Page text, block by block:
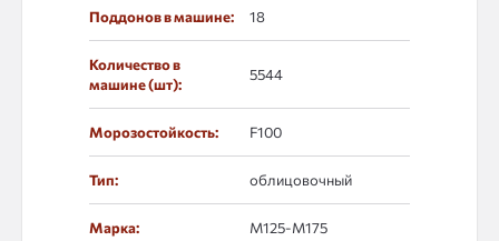
Поддонов в машине: 18
Количество в
машине (шт):
5544
Морозостойкость: F100
Тип: облицовочный
Марка: М125-М175